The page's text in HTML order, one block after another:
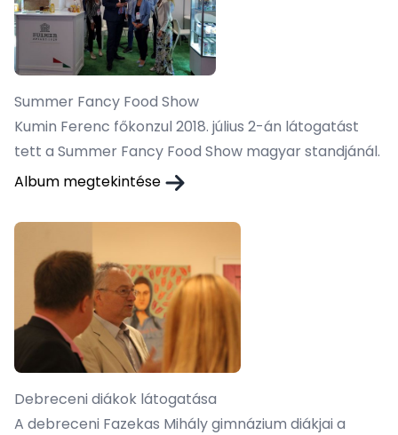
Summer Fancy Food Show
Kumin Ferenc főkonzul 2018. július 2-án látogatást
tett a Summer Fancy Food Show magyar standjánál.
Album megtekintése
Debreceni diákok látogatása
A debreceni Fazekas Mihály gimnázium diákjai a